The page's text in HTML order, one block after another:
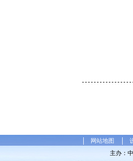
网站地图
主办：